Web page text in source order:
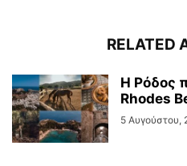
RELATED
Η Ρόδος
Rhodes
5 Αυγούστου,